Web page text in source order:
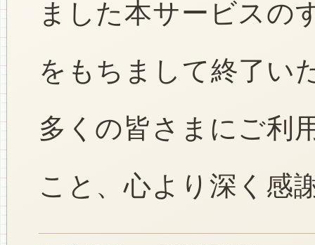
ました本サービスの
をもちまして終了い
多くの皆さまにご利
こと、心より深く感